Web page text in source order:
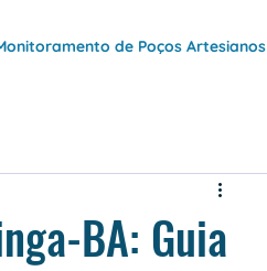
de Poços Artesianos
BA: Guia